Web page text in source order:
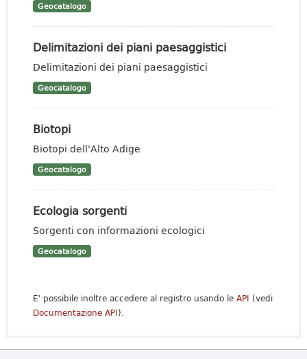
Geocatalogo
Delimitazioni dei piani paesaggistici
Delimitazioni dei piani paesaggistici
Geocatalogo
Biotopi
Biotopi dell'Alto Adige
Geocatalogo
Ecologia sorgenti
Sorgenti con informazioni ecologici
Geocatalogo
E' possibile inoltre accedere al registro usando le API (vedi
Documentazione API).